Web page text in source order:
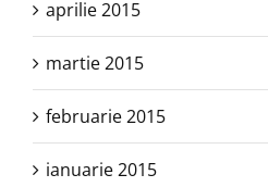
aprilie 2015
martie 2015
februarie 2015
ianuarie 2015